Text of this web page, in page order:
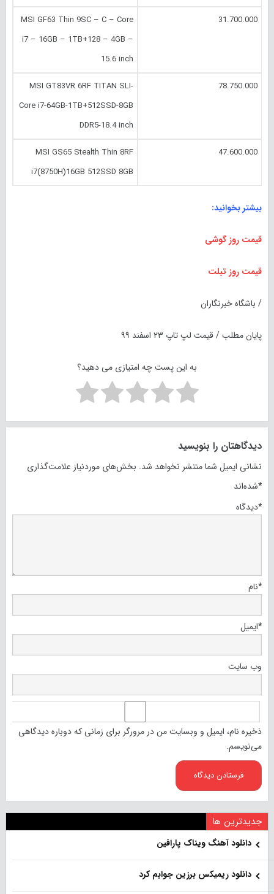
31.700.000
MSI GF63 Thin 9SC – C – Core
i7 – 16GB – 1TB+128 – 4GB –
15.6 inch
78.750.000
MSI GT83VR 6RF TITAN SLI-
Core i7-64GB-1TB+512SSD-8GB
DDR5-18.4 inch
47.600.000
MSI GS65 Stealth Thin 8RF
i7(8750H)16GB 512SSD 8GB
بیشتر بخوانید:
قیمت روز گوشی
قیمت روز تبلت
/ باشگاه خبرنگاران
پایان مطلب / قیمت لپ تاپ ۲۳ اسفند ۹۹
به این پست چه امتیازی می دهید؟
دیدگاهتان را بنویسید
نشانی ایمیل شما منتشر نخواهد شد. بخش‌های موردنیاز علامت‌گذاری
شده‌اند*
دیدگاه*
نام*
ایمیل*
وب‌ سایت
ذخیره نام، ایمیل و وبسایت من در مرورگر برای زمانی که دوباره دیدگاهی
می‌نویسم.
جدیدترین ها
دانلود آهنگ ویناک پارافین
دانلود ریمیکس برزین جوابم کرد